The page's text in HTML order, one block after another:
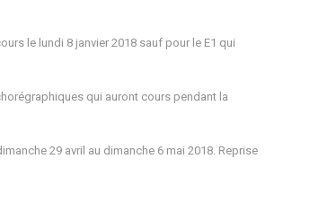
le lundi 8 janvier 2018 sauf pour le E1 qui
qui auront cours pendant la
29 avril au dimanche 6 mai 2018. Reprise